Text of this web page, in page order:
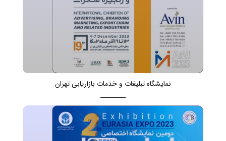
نمایشگاه تبلیغات و خدمات بازاریابی تهران